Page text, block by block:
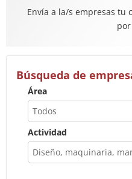
Envía a la/s empresas tu
Búsqueda de
Área
Actividad